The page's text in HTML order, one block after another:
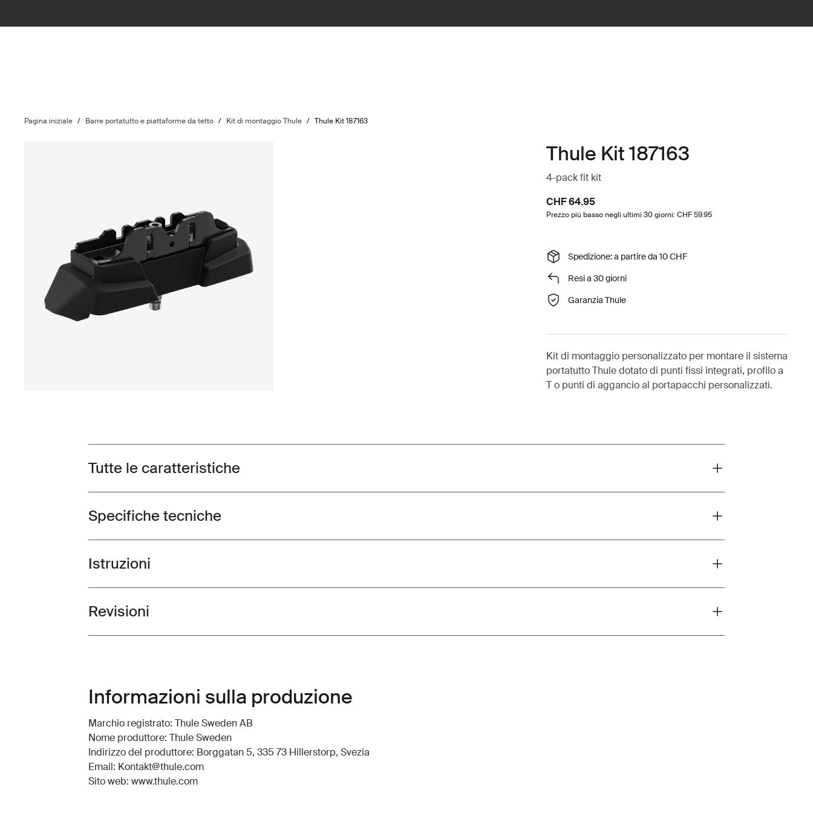
Pagina iniziale / Barre portatutto e piattaforme da tetto / Kit di montaggio Thule / Thule Kit 187163
Thule Kit 187163
4-pack fit kit
CHF 64.95
Prezzo più basso negli ultimi 30 giorni: CHF 59.95
Spedizione: a partire da 10 CHF
Resi a 30 giorni
Garanzia Thule
Kit di montaggio personalizzato per montare il sistema
portatutto Thule dotato di punti fissi integrati, profilo a
T o punti di aggancio al portapacchi personalizzati.
Toggle features
Tutte le caratteristiche
Toggle techspec
Specifiche tecniche
Toggle guides and instructions
Istruzioni
Toggle overview
Revisioni
Informazioni sulla produzione
Marchio registrato: Thule Sweden AB
Nome produttore: Thule Sweden
Indirizzo del produttore: Borggatan 5, 335 73 Hillerstorp, Svezia
Email: Kontakt@thule.com
Sito web: www.thule.com